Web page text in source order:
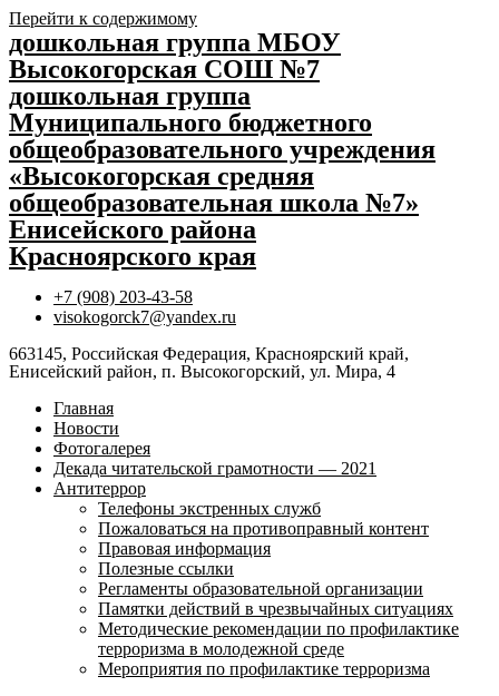
Перейти к содержимому
дошкольная группа МБОУ
Высокогорская СОШ №7
дошкольная группа
Муниципального бюджетного
общеобразовательного учреждения
«Высокогорская средняя
общеобразовательная школа №7»
Енисейского района
Красноярского края
+7 (908) 203-43-58
visokogorck7@yandex.ru
663145, Российская Федерация, Красноярский край,
Енисейский район, п. Высокогорский, ул. Мира, 4
Главная
Новости
Фотогалерея
Декада читательской грамотности — 2021
Антитеррор
Телефоны экстренных служб
Пожаловаться на противоправный контент
Правовая информация
Полезные ссылки
Регламенты образовательной организации
Памятки действий в чрезвычайных ситуациях
Методические рекомендации по профилактике
терроризма в молодежной среде
Мероприятия по профилактике терроризма